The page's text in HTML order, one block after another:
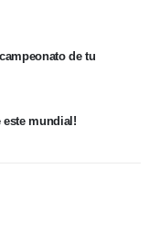
de tu
este mundial!